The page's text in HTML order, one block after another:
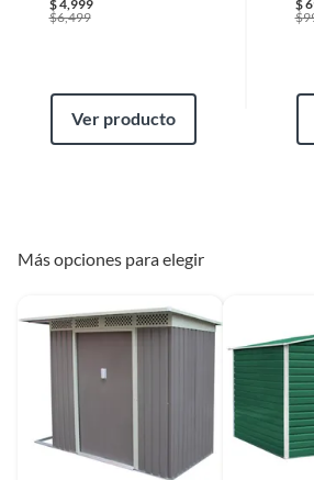
Largo
Marca
producto se realizará en un lapso de 72 horas
notificación; este tiempo puede variar en
Requisitos
Para poder gozar de este beneficio, deberás
* Presentar el ticket de compra y/o factura.
Recuerda que, al momento de la recolección,
que los requisitos descritos con anterioridad
aprobar que cuentas con el beneficio de
Reembolso de dinero
Iniciaremos el reembolso de tu dinero cuando
$4,999
$6,499
Ver producto
$
$
Más opciones para elegir